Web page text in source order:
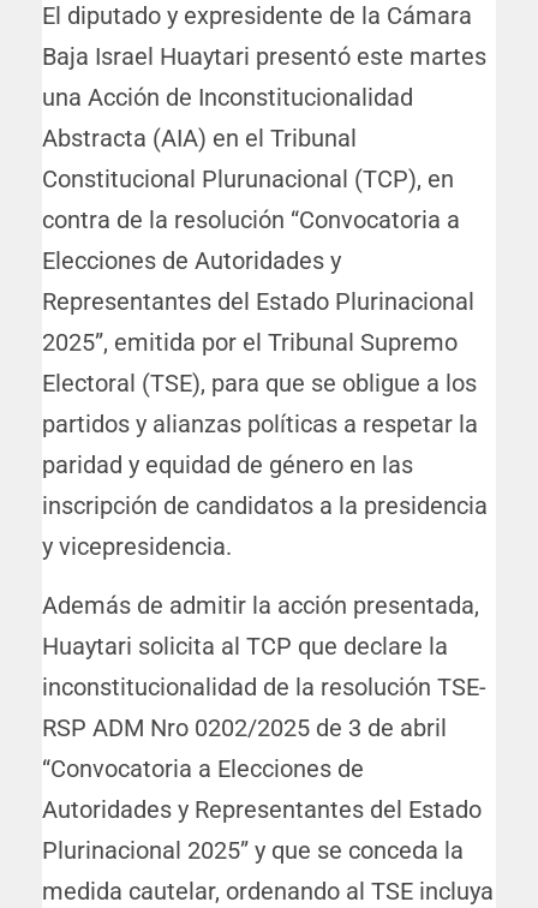
El diputado y expresidente de la Cámara
Baja Israel Huaytari presentó este martes
una Acción de Inconstitucionalidad
Abstracta (AIA) en el Tribunal
Constitucional Plurunacional (TCP), en
contra de la resolución “Convocatoria a
Elecciones de Autoridades y
Representantes del Estado Plurinacional
2025”, emitida por el Tribunal Supremo
Electoral (TSE), para que se obligue a los
partidos y alianzas políticas a respetar la
paridad y equidad de género en las
inscripción de candidatos a la presidencia
y vicepresidencia.
Además de admitir la acción presentada,
Huaytari solicita al TCP que declare la
inconstitucionalidad de la resolución TSE-
RSP ADM Nro 0202/2025 de 3 de abril
“Convocatoria a Elecciones de
Autoridades y Representantes del Estado
Plurinacional 2025” y que se conceda la
medida cautelar, ordenando al TSE incluya